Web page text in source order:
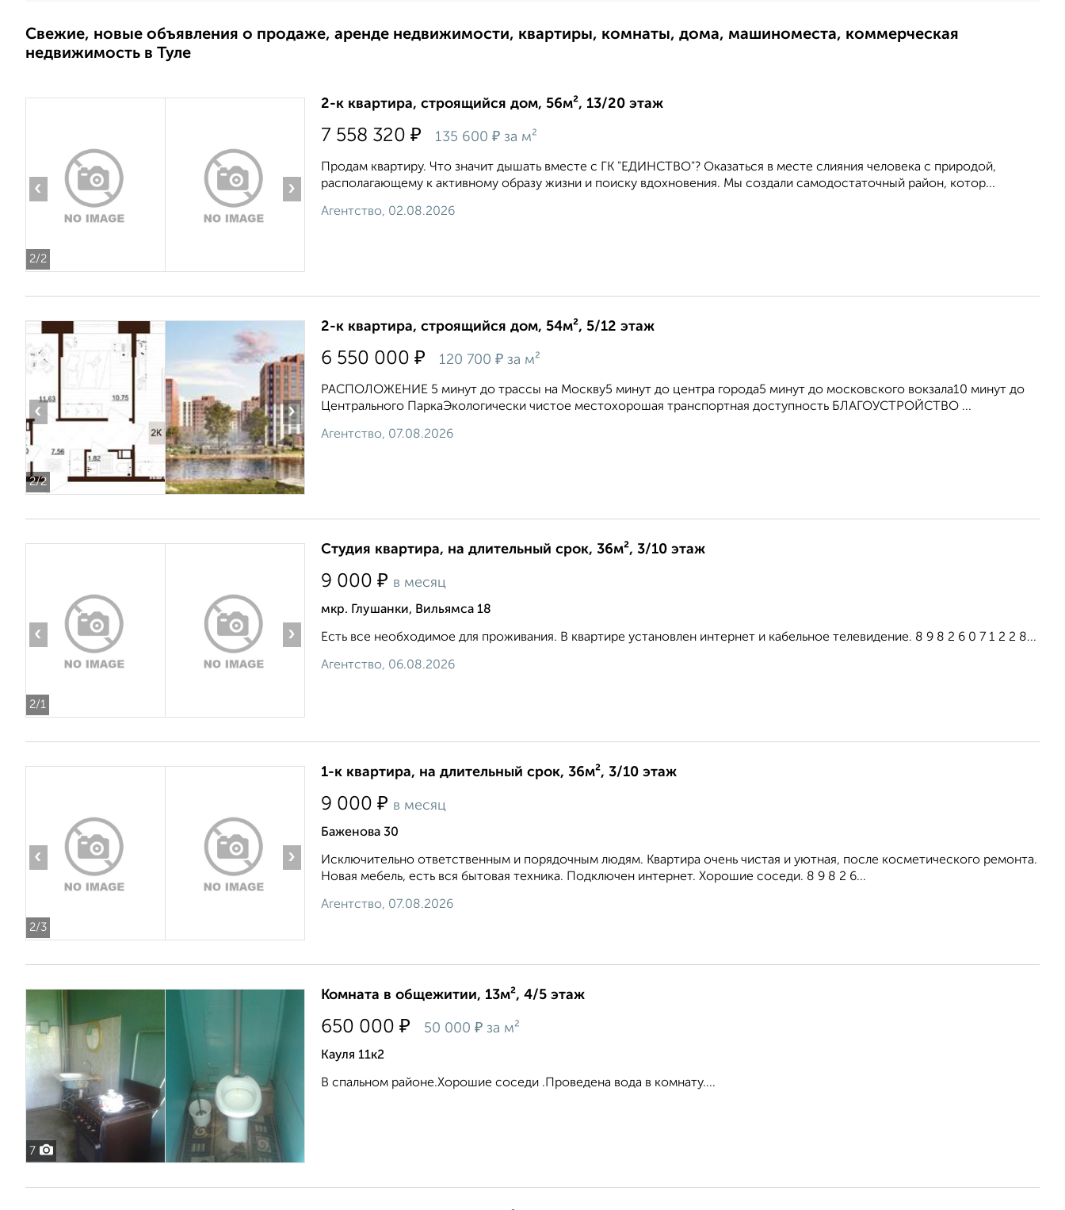
Свежие, новые объявления о продаже, аренде недвижимости, квартиры, комнаты, дома, машиноместа, коммерческая
недвижимость в Туле
2/2
‹ ›
2-к квартира, строящийся дом, 56м², 13/20 этаж
7 558 320 ₽ 135 600 ₽ за м²
Продам квартиру. Что значит дышать вместе с ГК "ЕДИНСТВО"? Оказаться в месте слияния человека с природой,
располагающему к активному образу жизни и поиску вдохновения. Мы создали самодостаточный район, котор...
Агентство, 02.08.2026
2/2
‹ ›
2-к квартира, строящийся дом, 54м², 5/12 этаж
6 550 000 ₽ 120 700 ₽ за м²
РАСПОЛОЖЕНИЕ 5 минут до трассы на Москву5 минут до центра города5 минут до московского вокзала10 минут до
Центрального ПаркаЭкологически чистое местохорошая транспортная доступность БЛАГОУСТРОЙСТВО ...
Агентство, 07.08.2026
2/1
‹ ›
Студия квартира, на длительный срок, 36м², 3/10 этаж
9 000 ₽ в месяц
мкр. Глушанки, Вильямса 18
Есть все необходимое для проживания. В квартире установлен интернет и кабельное телевидение. 8 9 8 2 6 0 7 1 2 2 8...
Агентство, 06.08.2026
2/3
‹ ›
1-к квартира, на длительный срок, 36м², 3/10 этаж
9 000 ₽ в месяц
Баженова 30
Исключительно ответственным и порядочным людям. Квартира очень чистая и уютная, после косметического ремонта.
Новая мебель, есть вся бытовая техника. Подключен интернет. Хорошие соседи. 8 9 8 2 6...
Агентство, 07.08.2026
7
Комната в общежитии, 13м², 4/5 этаж
650 000 ₽ 50 000 ₽ за м²
Кауля 11к2
В спальном районе.Хорошие соседи .Проведена вода в комнату....